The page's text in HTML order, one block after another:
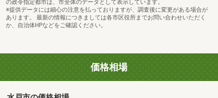
の政令指定都市は、市全体のデータとして表示しています。
※提供データには細心の注意を払っておりますが、調査後に変更がある場合が
あります。 最新の情報につきましては各市区役所までお問い合わせいただく
か、自治体HPなどをご確認ください。
価格相場